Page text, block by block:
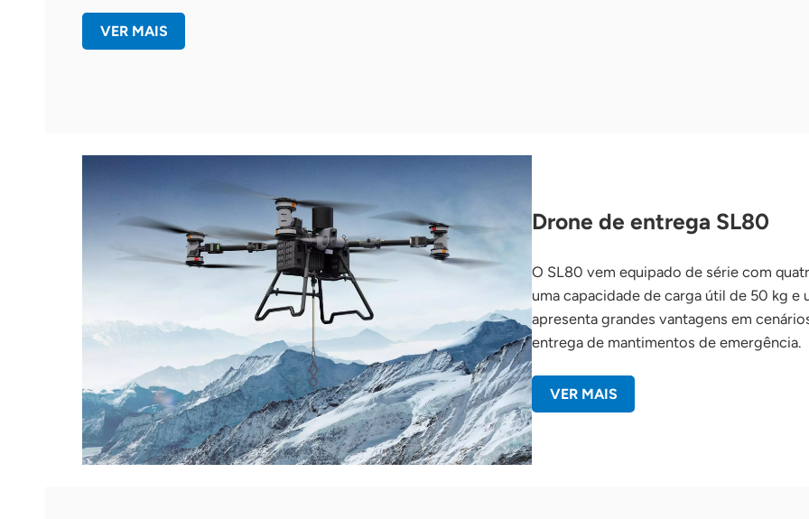
VER MAIS
Drone de entrega SL80
O SL80 vem equipado de série com
uma capacidade de carga útil de 50 kg
apresenta grandes vantagens em
entrega de mantimentos de emergência.
VER MAIS